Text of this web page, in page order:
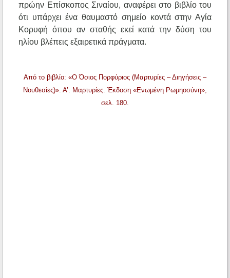
πρώην Επίσκοπος Σιναίου, αναφέρει στο βιβλίο του
ότι υπάρχει ένα θαυμαστό σημείο κοντά στην Αγία
Κορυφή όπου αν σταθής εκεί κατά την δύση του
ηλίου βλέπεις εξαιρετικά πράγματα.
Από το βιβλίο: «Ο Όσιος Πορφύριος (Μαρτυρίες – Διηγήσεις –
Νουθεσίες)». Α’. Μαρτυρίες. Έκδοση «Ενωμένη Ρωμηοσύνη»,
σελ. 180.